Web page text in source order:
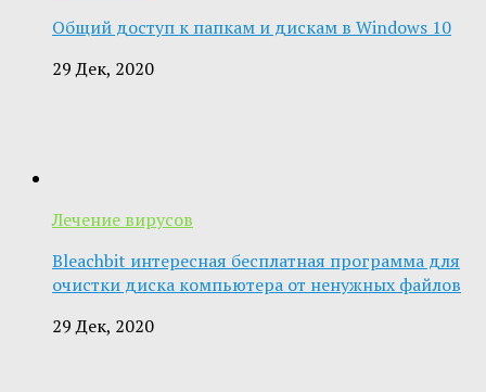
Общий доступ к папкам и дискам в Windows 10
29 Дек, 2020
Лечение вирусов
Bleachbit интересная бесплатная программа для
очистки диска компьютера от ненужных файлов
29 Дек, 2020